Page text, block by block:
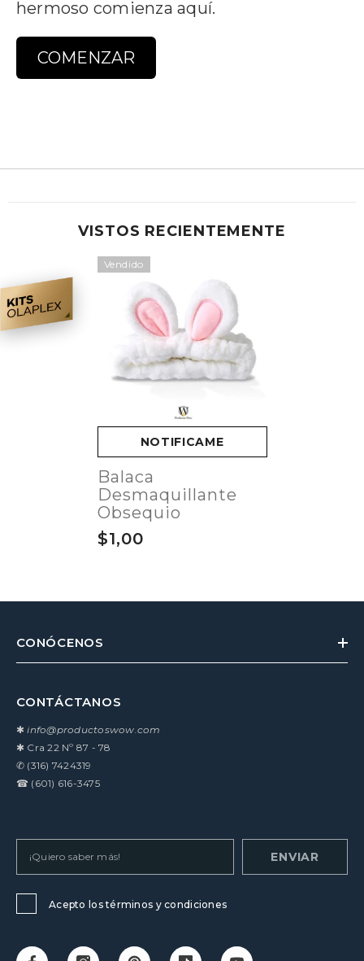
hermoso comienza aquí.
COMENZAR
VISTOS RECIENTEMENTE
Vendido
NOTIFICAME
Balaca
Desmaquillante
Obsequio
$1,00
CONÓCENOS
CONTÁCTANOS
✱info@productoswow.com
✱ Cra 22 Nº 87 - 78
✆ (316) 7424319
☎ (601) 616-3475
ENVIAR
Acepto los términos y condiciones